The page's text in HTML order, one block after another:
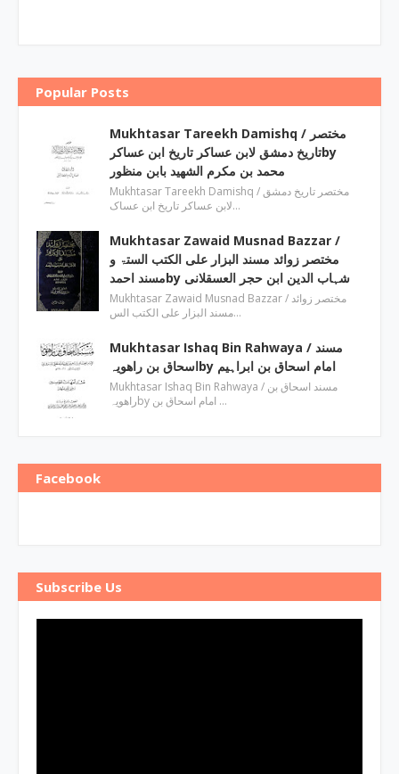
Popular Posts
Mukhtasar Tareekh Damishq ‎/ مختصر
تاریخ دمشق لابن عساکر تاریخ ابن عساکرby
‎محمد بن مکرم الشھید بابن منظور
Mukhtasar Tareekh Damishq ‎/ مختصر تاریخ دمشق
لابن عساکر تاریخ ابن عساک…
Mukhtasar Zawaid Musnad Bazzar ‎/
مختصر زوائد مسند البزار علی الکتب الستۃ و
مسند احمدby ‎شہاب الدین ابن حجر العسقلانی
Mukhtasar Zawaid Musnad Bazzar ‎/ مختصر زوائد
مسند البزار علی الکتب الس…
Mukhtasar Ishaq Bin Rahwaya ‎/ مسند
اسحاق بن راھویہby ‎امام اسحاق بن ابراہیم
Mukhtasar Ishaq Bin Rahwaya ‎/ مسند اسحاق بن
راھویہby ‎امام اسحاق بن …
Facebook
Subscribe Us